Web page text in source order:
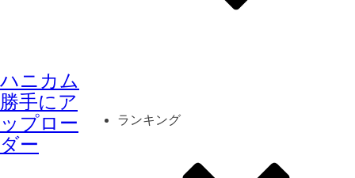
ハニカム
勝手にア
ップロー
ダー
ランキング